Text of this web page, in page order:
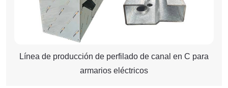
Línea de producción de perfilado de canal en C para
armarios eléctricos